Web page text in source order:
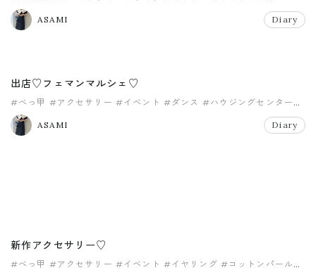
#オーダー
ASAMI
Diary
出店♡フェマンマルシェ♡
#べっ甲 #アクセサリー #イベント #ダンス #ハウジングセンター
#ハンドメイド
ASAMI
Diary
新作アクセサリー♡
#べっ甲 #アクセサリー #イベント #イヤリング #コットンパール